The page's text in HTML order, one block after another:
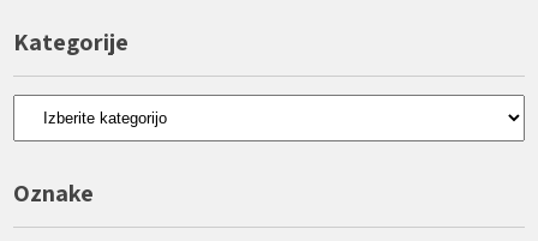
Kategorije
Kategorije
Oznake